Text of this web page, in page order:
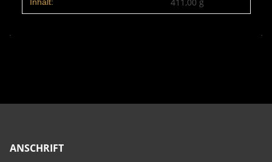
ANSCHRIFT